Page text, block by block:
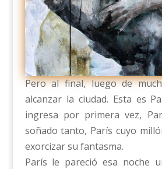
Pero al final, luego de
alcanzar la ciudad. Esta es
ingresa por primera vez,
soñado tanto, París cuyo
exorcizar su fantasma.
París le pareció esa noche